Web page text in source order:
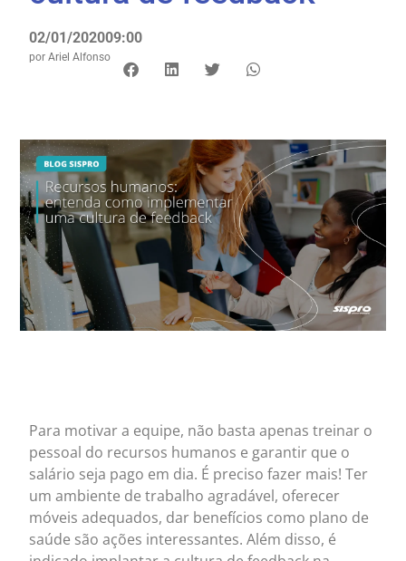
02/01/202009:00
por Ariel Alfonso
Para motivar a equipe, não basta apenas treinar o
pessoal do recursos humanos e garantir que o
salário seja pago em dia. É preciso fazer mais! Ter
um ambiente de trabalho agradável, oferecer
móveis adequados, dar benefícios como plano de
saúde são ações interessantes. Além disso, é